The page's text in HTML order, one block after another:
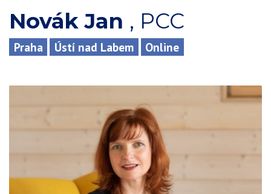
Novák Jan , PCC
Praha Ústí nad Labem Online